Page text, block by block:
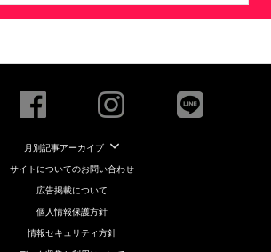
月別記事アーカイブ
サイトについてのお問い合わせ
広告掲載について
個人情報保護方針
情報セキュリティ方針